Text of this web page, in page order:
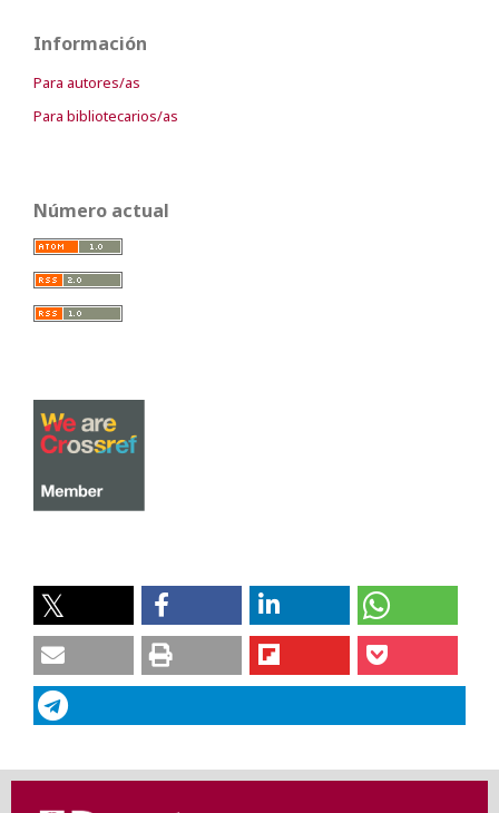
Información
Para autores/as
Para bibliotecarios/as
Número actual